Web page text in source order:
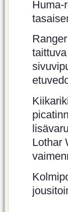
Huma-
Lothar